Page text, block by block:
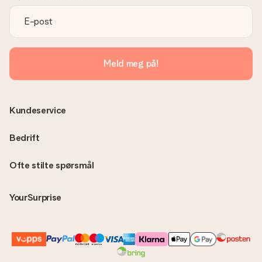
fakturaen i bekreftelsesmeldingen og du kan alltid finne den
på din MySurprise-konto. Dette betyr at du enkelt og trygt
Meld meg på!
Ofte stilte spørsmål
YourSurprise
Kundeservice
Bedrift